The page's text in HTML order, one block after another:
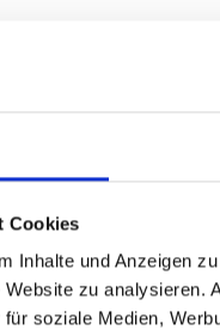
Cookies
Inhalte und Anzeigen
zu analysieren.
soziale Medien,
sein